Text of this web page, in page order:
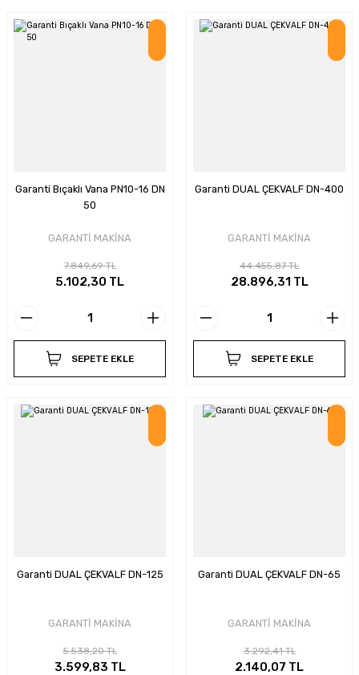
Garanti Bıçaklı Vana PN10-16 DN
50
GARANTİ MAKİNA
7.849,69 TL
5.102,30 TL
SEPETE EKLE
Garanti DUAL ÇEKVALF DN-400
GARANTİ MAKİNA
44.455,87 TL
28.896,31 TL
SEPETE EKLE
Garanti DUAL ÇEKVALF DN-125
GARANTİ MAKİNA
5.538,20 TL
3.599,83 TL
Garanti DUAL ÇEKVALF DN-65
GARANTİ MAKİNA
3.292,41 TL
2.140,07 TL